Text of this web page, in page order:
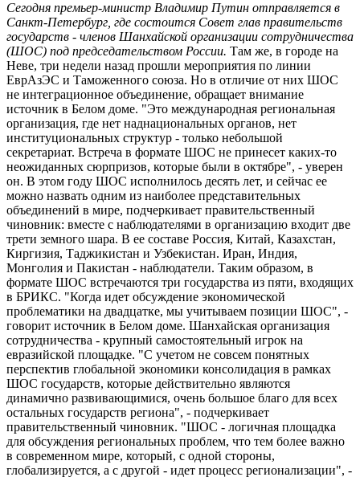
Сегодня премьер-министр Владимир Путин отправляется в
Санкт-Петербург, где состоится Совет глав правительств
государств - членов Шанхайской организации сотрудничества
(ШОС) под председательством России. Там же, в городе на
Неве, три недели назад прошли мероприятия по линии
ЕврАзЭС и Таможенного союза. Но в отличие от них ШОС
не интеграционное объединение, обращает внимание
источник в Белом доме. "Это международная региональная
организация, где нет наднациональных органов, нет
институциональных структур - только небольшой
секретариат. Встреча в формате ШОС не принесет каких-то
неожиданных сюрпризов, которые были в октябре", - уверен
он. В этом году ШОС исполнилось десять лет, и сейчас ее
можно назвать одним из наиболее представительных
объединений в мире, подчеркивает правительственный
чиновник: вместе с наблюдателями в организацию входит две
трети земного шара. В ее составе Россия, Китай, Казахстан,
Киргизия, Таджикистан и Узбекистан. Иран, Индия,
Монголия и Пакистан - наблюдатели. Таким образом, в
формате ШОС встречаются три государства из пяти, входящих
в БРИКС. "Когда идет обсуждение экономической
проблематики на двадцатке, мы учитываем позиции ШОС", -
говорит источник в Белом доме. Шанхайская организация
сотрудничества - крупный самостоятельный игрок на
евразийской площадке. "С учетом не совсем понятных
перспектив глобальной экономики консолидация в рамках
ШОС государств, которые действительно являются
динамично развивающимися, очень большое благо для всех
остальных государств региона", - подчеркивает
правительственный чиновник. "ШОС - логичная площадка
для обсуждения региональных проблем, что тем более важно
в современном мире, который, с одной стороны,
глобализируется, а с другой - идет процесс регионализации", -